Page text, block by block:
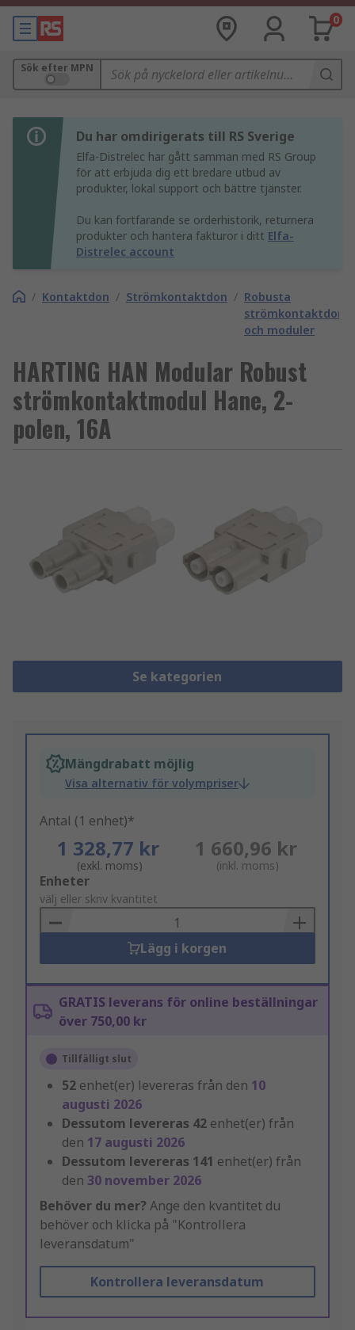
0
Sök efter MPN
Du har omdirigerats till RS Sverige
Elfa-Distrelec har gått samman med RS Group
för att erbjuda dig ett bredare utbud av
produkter, lokal support och bättre tjänster.
Du kan fortfarande se orderhistorik, returnera
produkter och hantera fakturor i ditt Elfa-
Distrelec account
/ Kontaktdon / Strömkontaktdon / Robusta
och moduler
HARTING HAN Modular Robust
strömkontaktmodul Hane, 2-
polen, 16A
Se kategorien
Mängdrabatt möjlig
Visa alternativ för volympriser
Antal (1 enhet)*
1 328,77 kr
(exkl. moms)
1 660,96 kr
(inkl. moms)
Add
to
Basket
Enheter
välj eller skriv kvantitet
Lägg i korgen
GRATIS leverans för online beställningar
över 750,00 kr
Tillfälligt slut
52 enhet(er) levereras från den 10
augusti 2026
Dessutom levereras 42 enhet(er) från
den 17 augusti 2026
Dessutom levereras 141 enhet(er) från
den 30 november 2026
Behöver du mer? Ange den kvantitet du
behöver och klicka på "Kontrollera
leveransdatum"
Kontrollera leveransdatum